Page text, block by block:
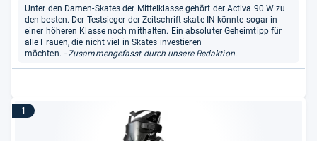
Unter den Damen-Skates der Mittelklasse gehört der Activa 90 W zu
den besten. Der Testsieger der Zeitschrift skate-IN könnte sogar in
einer höheren Klasse noch mithalten. Ein absoluter Geheimtipp für
alle Frauen, die nicht viel in Skates investieren
möchten. - Zusammengefasst durch unsere Redaktion.
1